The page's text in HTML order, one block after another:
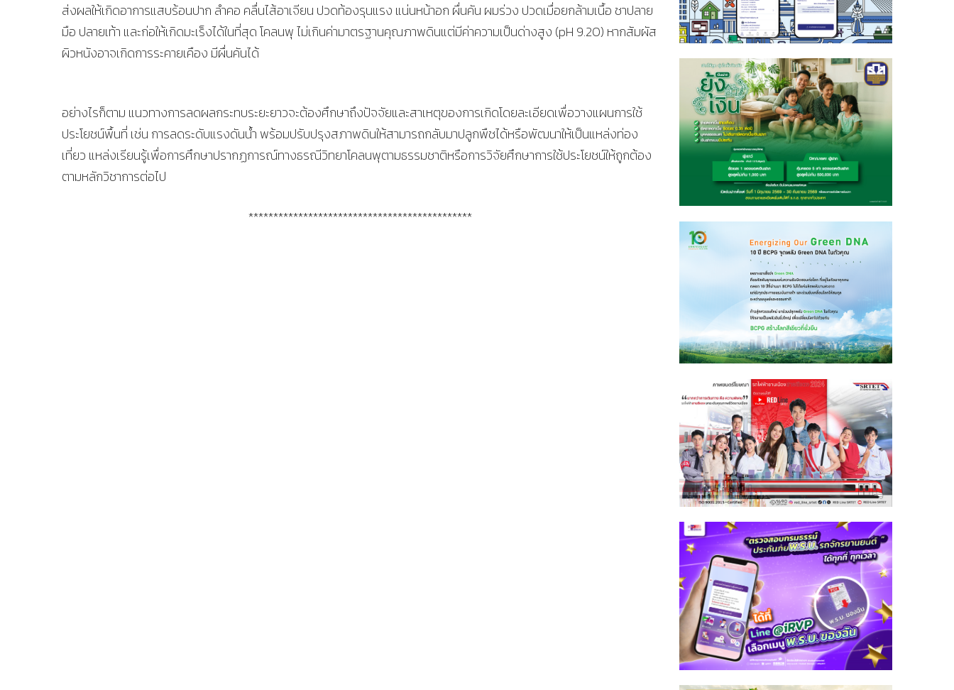
ส่งผลให้เกิดอาการแสบร้อนปาก ลำคอ คลื่นไส้อาเจียน ปวดท้องรุนแรง แน่นหน้าอก ผื่นคัน ผมร่วง ปวดเมื่อยกล้ามเนื้อ ชาปลาย
มือ ปลายเท้า และก่อให้เกิดมะเร็งได้ในที่สุด โคลนพุ ไม่เกินค่ามาตรฐานคุณภาพดินแต่มีค่าความเป็นด่างสูง (pH 9.20) หากสัมผัส
ผิวหนังอาจเกิดการระคายเคือง มีผื่นคันได้
อย่างไรก็ตาม แนวทางการลดผลกระทบระยะยาวจะต้องศึกษาถึงปัจจัยและสาเหตุของการเกิดโดยละเอียดเพื่อวางแผนการใช้
ประโยชน์พื้นที่ เช่น การลดระดับแรงดันน้ำ พร้อมปรับปรุงสภาพดินให้สามารถกลับมาปลูกพืชได้หรือพัฒนาให้เป็นแหล่งท่อง
เที่ยว แหล่งเรียนรู้เพื่อการศึกษาปรากฏการณ์ทางธรณีวิทยาโคลนพุตามธรรมชาติหรือการวิจัยศึกษาการใช้ประโยชน์ให้ถูกต้อง
ตามหลักวิชาการต่อไป
*********************************************